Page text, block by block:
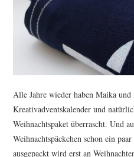
Alle Jahre wieder haben Maika
Kreativadventskalender und
Weihnachtspaket überrascht. Und
Weihnachtspäckchen schon ein
ausgepackt wird erst an